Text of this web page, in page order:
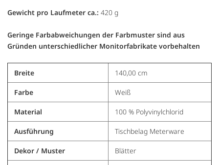
Gewicht pro Laufmeter ca.: 420 g
Geringe Farbabweichungen der Farbmuster sind aus
Gründen unterschiedlicher Monitorfabrikate vorbehalten
Breite 140,00 cm
Farbe Weiß
Material 100 % Polyvinylchlorid
Ausführung Tischbelag Meterware
Dekor / Muster Blätter